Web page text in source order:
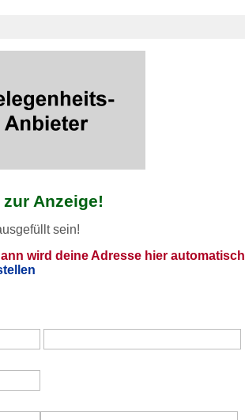
Anzeige!
sein!
wird deine Adresse hier automatisch